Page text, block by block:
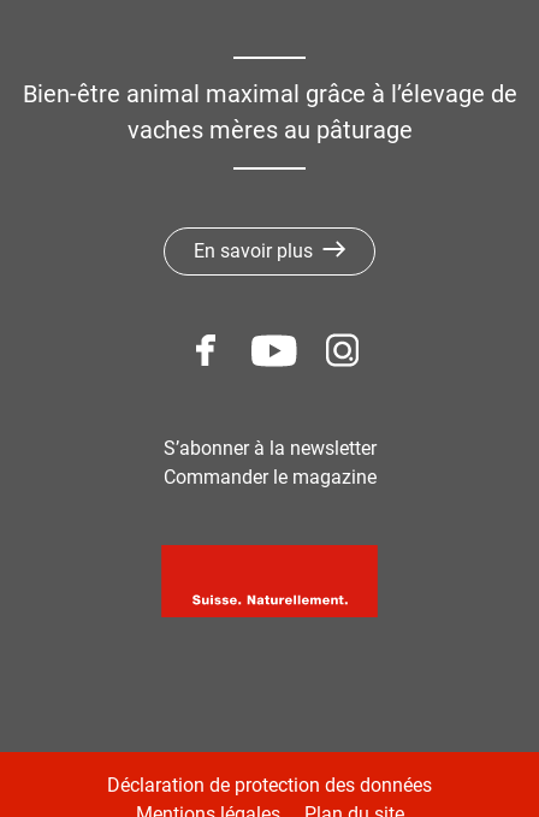
Bien-être animal maximal grâce à l’élevage de
vaches mères au pâturage
En savoir plus
S’abonner à la newsletter
Commander le magazine
Déclaration de protection des données